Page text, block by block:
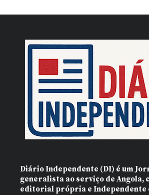
Diário Independente (DI) é um
generalista ao serviço de Angola,
editorial própria e Independente